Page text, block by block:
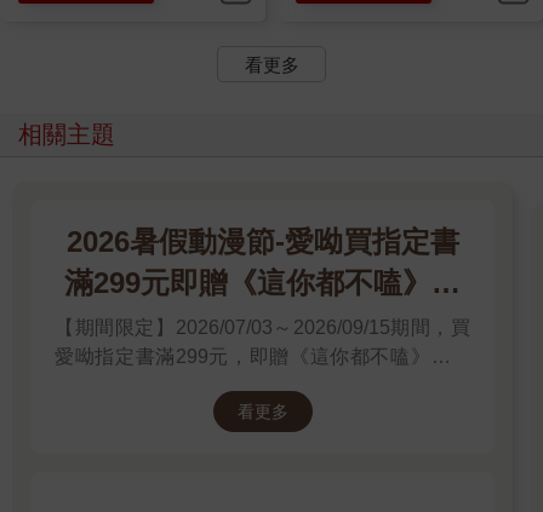
看更多
相關主題
2026暑假動漫節-愛呦買指定書
滿299元即贈《這你都不嗑》文
件夾
【期間限定】2026/07/03～2026/09/15期間，買
愛呦指定書滿299元，即贈《這你都不嗑》文件
夾！單筆訂單不累贈，數量有限，送完為止！
看更多